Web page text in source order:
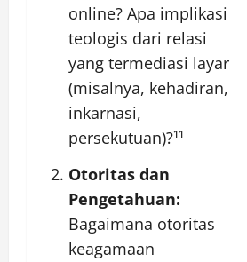
online? Apa implikasi
teologis dari relasi
yang termediasi layar
(misalnya, kehadiran,
inkarnasi,
persekutuan)?¹¹
Otoritas dan
Pengetahuan:
Bagaimana otoritas
keagamaan